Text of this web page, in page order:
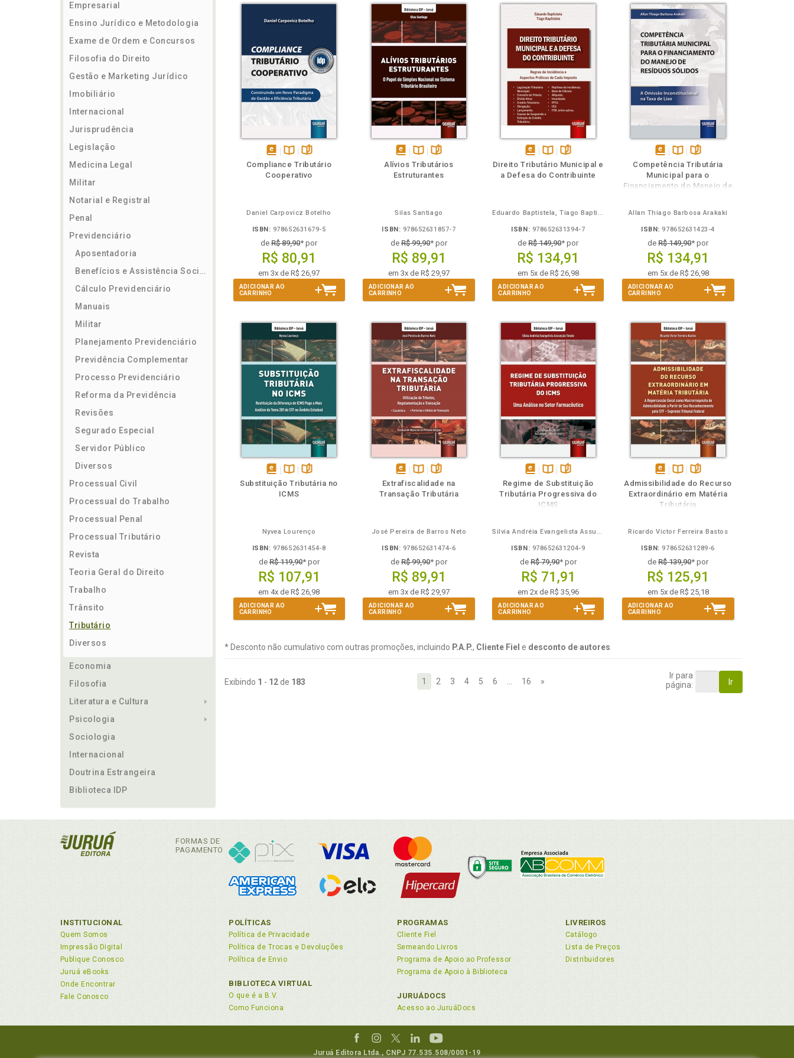
Empresarial
Ensino Jurídico e Metodologia
Exame de Ordem e Concursos
Filosofia do Direito
Gestão e Marketing Jurídico
Imobiliário
Internacional
Jurisprudência
Legislação
Medicina Legal
Militar
Notarial e Registral
Penal
Previdenciário
Aposentadoria
Benefícios e Assistência Social
Cálculo Previdenciário
Manuais
Militar
Planejamento Previdenciário
Previdência Complementar
Processo Previdenciário
Reforma da Previdência
Revisões
Segurado Especial
Servidor Público
Diversos
Processual Civil
Processual do Trabalho
Processual Penal
Processual Tributário
Revista
Teoria Geral do Direito
Trabalho
Trânsito
Tributário
Diversos
Economia
Filosofia
Literatura e Cultura
Psicologia
Sociologia
Internacional
Doutrina Estrangeira
Biblioteca IDP
disponível
em
Disponível
na
páginas
Compliance Tributário
Cooperativo
Daniel Carpovicz Botelho
ISBN: 978652631679-5
de R$ 89,90* por
R$ 80,91
em 3x de R$ 26,97
ADICIONAR AO
CARRINHO
Também
disponível
em
Também
Disponível
na
páginas
Alívios Tributários
Estruturantes
Silas Santiago
ISBN: 978652631857-7
de R$ 99,90* por
R$ 89,91
em 3x de R$ 29,97
ADICIONAR AO
CARRINHO
disponível
em
Também
Disponível
na
Folheie
páginas
Direito Tributário Municipal e
a Defesa do Contribuinte
Eduardo Baptistela, Tiago Baptistela
ISBN: 978652631394-7
deR$ 149,90* por
R$ 134,91
em 5x de R$ 26,98
ADICIONAR AO
CARRINHO
disponível
em
eBook
Também
Disponível
na
B.V.
Folheie
páginas
Competência Tributária
Municipal para o
Financiamento do Manejo de
Allan Thiago Barbosa Arakaki
ISBN: 978652631423-4
deR$ 149,90* por
R$ 134,91
em 5x de R$ 26,98
ADICIONAR AO
CARRINHO
disponívelDisponível
na
páginas
Substituição Tributária no
ICMS
Nyvea Lourenço
ISBN: 978652631454-8
deR$ 119,90* por
R$ 107,91
em 4x de R$ 26,98
ADICIONAR AO
CARRINHO
Também
disponível
em
Também
Disponível
na
páginas
Extrafiscalidade na
Transação Tributária
José Pereira de Barros Neto
ISBN: 978652631474-6
de R$ 99,90* por
R$ 89,91
em 3x de R$ 29,97
ADICIONAR AO
CARRINHO
disponível
em
eBook
Também
Disponível
na
B.V.
Folheie
páginas
Regime de Substituição
Tributária Progressiva do
ICMS
Silvia Andréia Evangelista Assunção Toledo
ISBN: 978652631204-9
deR$ 79,90* por
R$ 71,91
em 2x de R$ 35,96
ADICIONAR AO
CARRINHO
disponível
em
eBook
Também
Disponível
na
B.V.
Folheie
páginas
Admissibilidade do Recurso
Extraordinário em Matéria
Tributária
Ricardo Victor Ferreira Bastos
ISBN: 978652631289-6
deR$ 139,90* por
R$ 125,91
em 5x de R$ 25,18
ADICIONAR AO
CARRINHO
* Desconto não cumulativo com outras promoções, incluindo P.A.P., Cliente Fiel e desconto de autores
Exibindo 1 - 12de 183 1 2 3 4 5 6 16 »
Ir para
página:
Ir
FORMAS DE
PAGAMENTO
INSTITUCIONAL
Quem Somos
Impressão Digital
Publique Conosco
Juruá eBooks
Onde Encontrar
Fale Conosco
POLÍTICAS
Política de Privacidade
Política de Trocas e Devoluções
Política de Envio
BIBLIOTECA VIRTUAL
O que é a B.V.
Como Funciona
PROGRAMAS
Cliente Fiel
Semeando Livros
Programa de Apoio ao Professor
Programa de Apoio à Biblioteca
JURUÁDOCS
Acesso ao JuruáDocs
LIVREIROS
Catálogo
Lista de Preços
Distribuidores
Juruá Editora Ltda., CNPJ 77.535.508/0001-19